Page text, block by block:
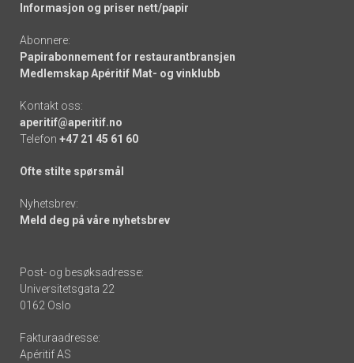
Informasjon og priser nett/papir
Abonnere:
Papirabonnement for restaurantbransjen
Medlemskap Apéritif Mat- og vinklubb
Kontakt oss:
aperitif@aperitif.no
Telefon +47 21 45 61 60
Ofte stilte spørsmål
Nyhetsbrev:
Meld deg på våre nyhetsbrev
Post- og besøksadresse:
Universitetsgata 22
0162 Oslo
Fakturaadresse:
Apéritif AS